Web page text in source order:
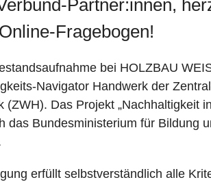
Partner:innen,
Fragebogen!
bei HOLZBAU
Navigator Handwerk der
(ZWH). Das Projekt „Nachhaltigkeit
das Bundesministerium für Bildung
erfüllt selbstverständlich alle